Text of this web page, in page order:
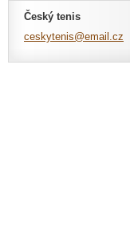
Český tenis
ceskytenis@email .cz